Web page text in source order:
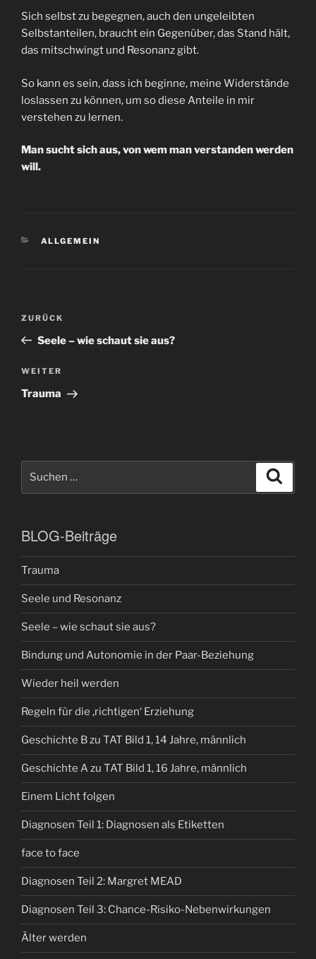
Sich selbst zu begegnen, auch den ungeleibten
Selbstanteilen, braucht ein Gegenüber, das Stand hält,
das mitschwingt und Resonanz gibt.
So kann es sein, dass ich beginne, meine Widerstände
loslassen zu können, um so diese Anteile in mir
verstehen zu lernen.
Man sucht sich aus, von wem man verstanden werden
will.
KATEGORIEN
ALLGEMEIN
Beitragsnavigation
Vorheriger
Beitrag
ZURÜCK
Seele – wie schaut sie aus?
Nächster
Beitrag
WEITER
Trauma
BLOG-Beiträge
Trauma
Seele und Resonanz
Seele – wie schaut sie aus?
Bindung und Autonomie in der Paar-Beziehung
Wieder heil werden
Regeln für die ‚richtigen‘ Erziehung
Geschichte B zu TAT Bild 1, 14 Jahre, männlich
Geschichte A zu TAT Bild 1, 16 Jahre, männlich
Einem Licht folgen
Diagnosen Teil 1: Diagnosen als Etiketten
face to face
Diagnosen Teil 2: Margret MEAD
Diagnosen Teil 3: Chance-Risiko-Nebenwirkungen
Älter werden